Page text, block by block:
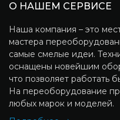
О НАШЕМ СЕРВИСЕ
Наша компания – это
мастера
самые смелые идеи.
оснащены новейшим
что позволяет работать
На переоборудование
любых марок и моделей.